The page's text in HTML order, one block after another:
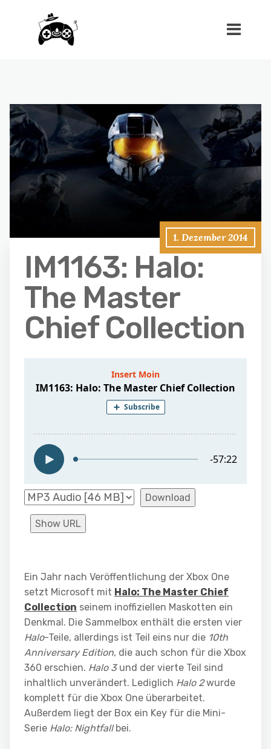
1. Dezember 2014
IM1163: Halo:
The Master
Chief Collection
Download
Show URL
Ein Jahr nach Veröffentlichung der Xbox One
setzt Microsoft mit Halo: The Master Chief
Collection seinem inoffiziellen Maskotten ein
Denkmal. Die Sammelbox enthält die ersten vier
Halo-Teile, allerdings ist Teil eins nur die 10th
Anniversary Edition, die auch schon für die Xbox
360 erschien. Halo 3und der vierte Teil sind
inhaltlich unverändert. Lediglich Halo 2wurde
komplett für die Xbox One überarbeitet.
Außerdem liegt der Box ein Key für die Mini-
Serie Halo: Nightfallbei.